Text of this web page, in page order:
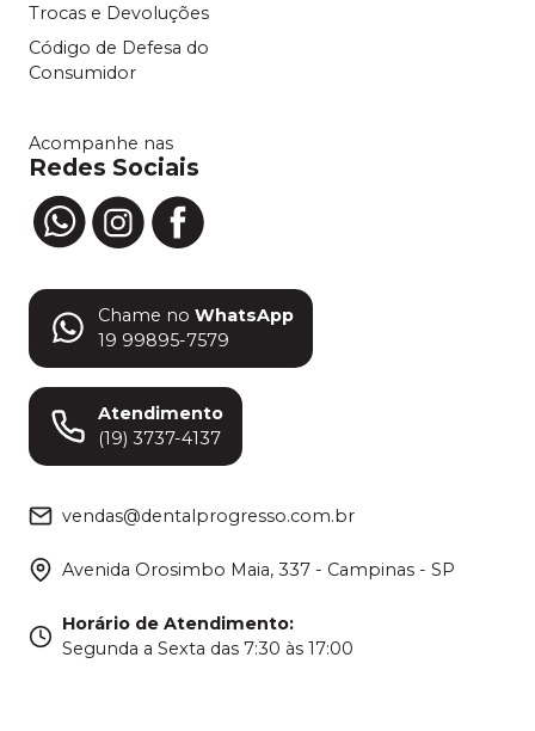
Trocas e Devoluções
Código de Defesa do
Consumidor
Acompanhe nas
Redes Sociais
Chame no WhatsApp
19 99895-7579
Atendimento
(19) 3737-4137
vendas@dentalprogresso.com.br
Avenida Orosimbo Maia, 337 - Campinas - SP
Horário de Atendimento:
Segunda a Sexta das 7:30 às 17:00